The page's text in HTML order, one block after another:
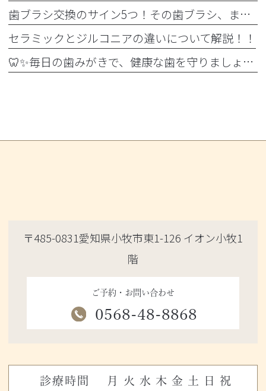
歯ブラシ交換のサイン5つ！その歯ブラシ、まだ使っていませんか？🪥
セラミックとジルコニアの違いについて解説！！
🦷✨毎日の歯みがきで、健康な歯を守りましょう✨🪥
〒485-0831愛知県小牧市東1-126 イオン小牧1
階
ご予約・お問い合わせ
0568-48-8868
診療時間 月 火 水 木 金 土 日 祝